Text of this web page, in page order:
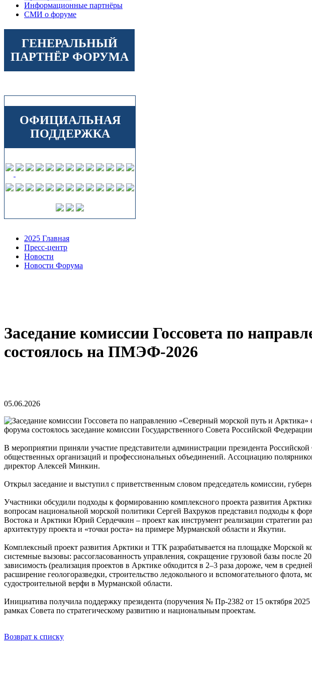
Информационные партнёры
СМИ о форуме
ГЕНЕРАЛЬНЫЙ
ПАРТНЁР ФОРУМА
ОФИЦИАЛЬНАЯ
ПОДДЕРЖКА
2025 Главная
Пресс-центр
Новости
Новости Форума
Заседание комиссии Госсовета по
состоялось на ПМЭФ-2026
05.06.2026
форума состоялось заседание комиссии Государственного Совета Российской
В мероприятии приняли участие представители администрации президента
общественных организаций и профессиональных объединений. Ассоциацию
директор Алексей Минкин.
Открыл заседание и выступил с приветственным словом председатель комиссии,
Участники обсудили подходы к формированию комплексного проекта развития
вопросам национальной морской политики Сергей Вахруков представил подходы к
Востока и Арктики Юрий Сердечкин – проект как инструмент реализации стратегии
архитектуру проекта и «точки роста» на примере Мурманской области и Якутии.
Комплексный проект развития Арктики и ТТК разрабатывается на площадке Морской
системные вызовы: рассогласованность управления, сокращение грузовой базы
зависимость (реализация проектов в Арктике обходится в 2–3 раза дороже, чем в
расширение геологоразведки, строительство ледокольного и вспомогательного
судостроительной верфи в Мурманской области.
Инициатива получила поддержку президента (поручения № Пр-2382 от 15 октября
рамках Совета по стратегическому развитию и национальным проектам.
Возврат к списку